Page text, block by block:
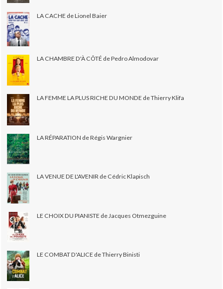
LA CACHE de Lionel Baier
LA CHAMBRE D'À CÔTÉ de Pedro Almodovar
LA FEMME LA PLUS RICHE DU MONDE de Thierry Klifa
LA RÉPARATION de Régis Wargnier
LA VENUE DE L'AVENIR de Cédric Klapisch
LE CHOIX DU PIANISTE de Jacques Otmezguine
LE COMBAT D'ALICE de Thierry Binisti